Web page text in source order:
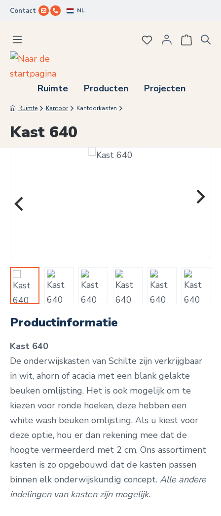
Ga naar de hoofdinhoud
Contact NL
Ruimte Producten Projecten
Je hebt 0 items
Ruimte Kantoor Kantoorkasten
Kast 640
Afbeeldingengalerij overslaan
Productinformatie
Kast 640
De onderwijskasten van Schilte zijn verkrijgbaar
in wit, ahorn of acacia met een blank gelakte
beuken omlijsting. Het is ook mogelijk om te
kiezen voor ronde hoeken, deze hebben een
white wash beuken omlijsting. Als u kiest voor
deze optie, hou er dan rekening mee dat de
hoogte vermeerderd met 2 cm. Ons assortiment
kasten is zo opgebouwd dat de kasten passen
binnen elk onderwijskundig concept. Alle andere
indelingen van kasten zijn mogelijk.